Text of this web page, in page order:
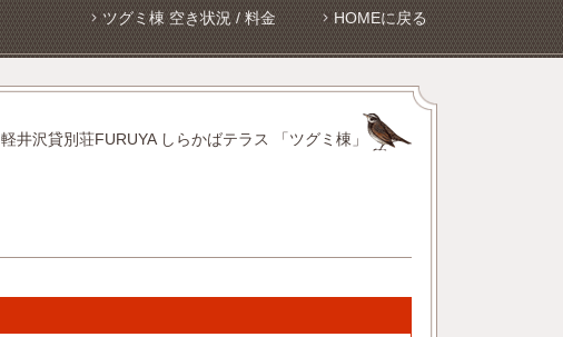
ツグミ棟 空き状況 / 料金 HOMEに戻る
軽井沢貸別荘FURUYA しらかばテラス 「ツグミ棟」